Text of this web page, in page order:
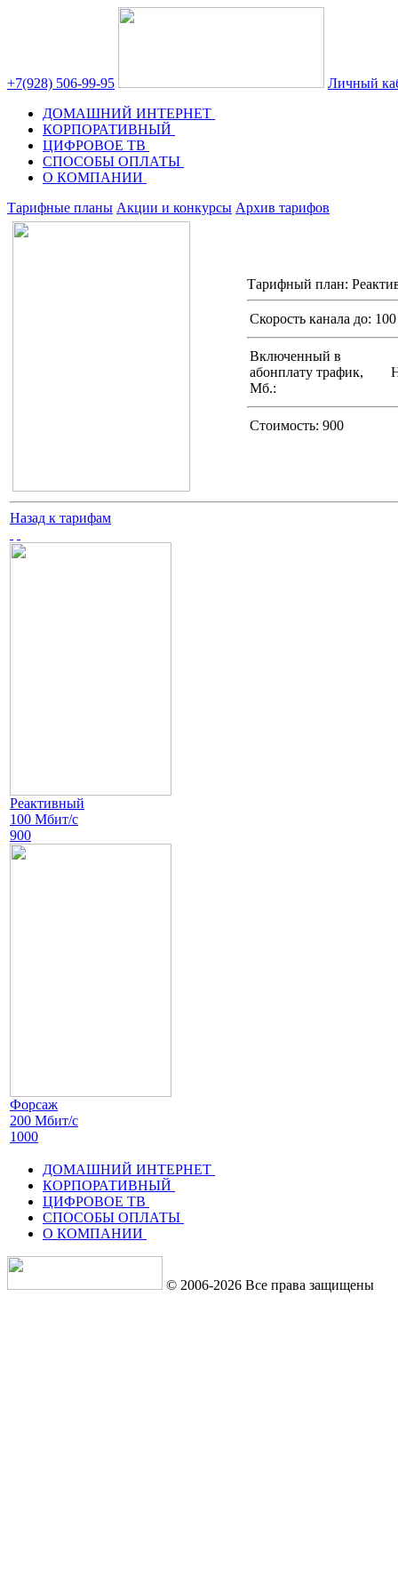
+7(928) 506-99-95
Личный
ДОМАШНИЙ ИНТЕРНЕТ
КОРПОРАТИВНЫЙ
ЦИФРОВОЕ ТВ
СПОСОБЫ ОПЛАТЫ
О КОМПАНИИ
Тарифные планы Акции и конкурсы Архив тарифов
Тарифный план:
Скорость канала до:
Включенный в
абонплату трафик,
Мб.:
Стоимость: 900
Назад к тарифам
Реактивный
100 Мбит/с
900
Форсаж
200 Мбит/с
1000
ДОМАШНИЙ ИНТЕРНЕТ
КОРПОРАТИВНЫЙ
ЦИФРОВОЕ ТВ
СПОСОБЫ ОПЛАТЫ
О КОМПАНИИ
© 2006-2026 Все права защищены